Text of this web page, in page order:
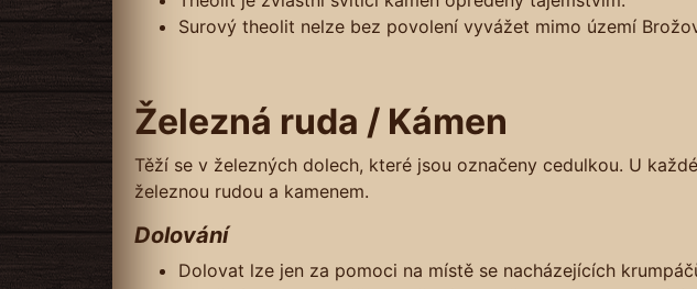
Surový theolit nelze bez povolení vyvážet mimo území
Železná ruda / Kámen
Těží se v železných dolech, které jsou označeny cedulkou. U
železnou rudou a kamenem.
Dolování
Dolovat lze jen za pomoci na místě se nacházejících